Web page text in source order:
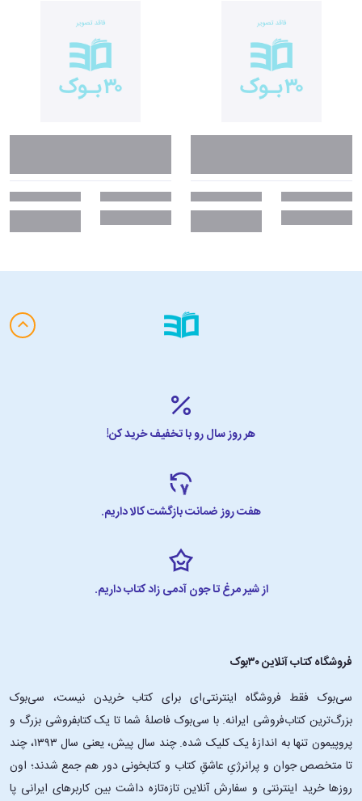
هر روز سال رو با تخفیف خرید کن!
هفت روز ضمانت بازگشت کالا داریم.
از شیر مرغ تا جون آدمی زاد کتاب داریم.
فروشگاه کتاب آنلاین ۳۰بوک
سی‌بوک فقط فروشگاه اینترنتی‌ای برای کتاب خریدن نیست، سی‌بوک
بزرگ‌ترین کتاب‌فروشی ایرانه. با سی‌بوک فاصلۀ شما تا یک کتابفروشی بزرگ و
پروپیمون تنها به اندازۀ یک کلیک شده. چند سال پیش، یعنی سال ۱۳۹۳، چند
تا متخصص جوان و پرانرژیِ عاشقِ کتاب و کتابخونی دور هم جمع شدند؛ اون‌
روزها خرید اینترنتی و سفارش آنلاین تازه‌تازه داشت بین کاربرهای ایرانی پا